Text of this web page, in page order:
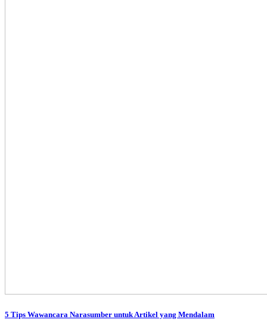
5 Tips Wawancara Narasumber untuk Artikel yang Mendalam